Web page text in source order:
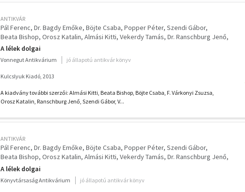
ANTIKVÁR
Pál Ferenc Dr. Bagdy Emőke Böjte Csaba Popper Péter Szendi Gábor
Beata Bishop Orosz Katalin Almási Kitti Vekerdy Tamás Dr. Ranschburg Jenő
F. Várkonyi Zsuzsa
A lélek dolgai
Vonnegut Antikvárium jó állapotú antikvár könyv
Kulcslyuk Kiadó, 2013
A kiadvány további szerzői: Almási Kitti, Beata Bishop, Böjte Csaba, F. Várkonyi Zsuzsa,
Orosz Katalin, Ranschburg Jenő, Szendi Gábor, V...
ANTIKVÁR
Pál Ferenc Dr. Bagdy Emőke Böjte Csaba Popper Péter Szendi Gábor
Beata Bishop Orosz Katalin Almási Kitti Vekerdy Tamás Dr. Ranschburg Jenő
F. Várkonyi Zsuzsa
A lélek dolgai
Könyvtársaság Antikvárium jó állapotú antikvár könyv